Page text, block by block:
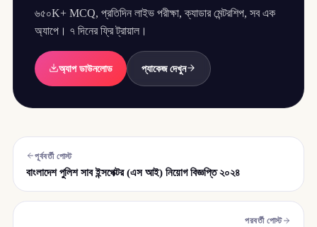
৬৫০K+ MCQ, প্রতিদিন লাইভ পরীক্ষা, ক্যাডার মেন্টরশিপ, সব এক
অ্যাপে। ৭ দিনের ফ্রি ট্রায়াল।
অ্যাপ ডাউনলোড প্যাকেজ দেখুন
পূর্ববর্তী পোস্ট
বাংলাদেশ পুলিশ সাব ইন্সপেক্টর (এস আই) নিয়োগ বিজ্ঞপ্তি ২০২৪
পরবর্তী পোস্ট